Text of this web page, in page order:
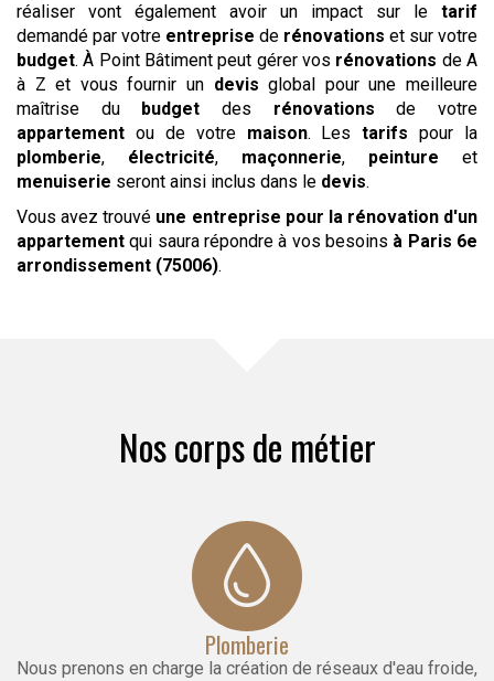
réaliser vont également avoir un impact sur le tarif
demandé par votre entreprise de rénovations et sur votre
budget. À Point Bâtiment peut gérer vos rénovations de A
à Z et vous fournir un devis global pour une meilleure
maîtrise du
budget des rénovations de votre
appartement ou de votre maison. Lestarifs pour la
plomberie, électricité, maçonnerie, peinture et
menuiserie seront ainsi inclus dans le devis.
Vous avez trouvé une entreprise pour la rénovation d'un
appartement qui saura répondre à vos besoins à Paris 6e
arrondissement (75006).
Nos corps de métier
Plomberie
Nous prenons en charge la création de réseaux d'eau froide,